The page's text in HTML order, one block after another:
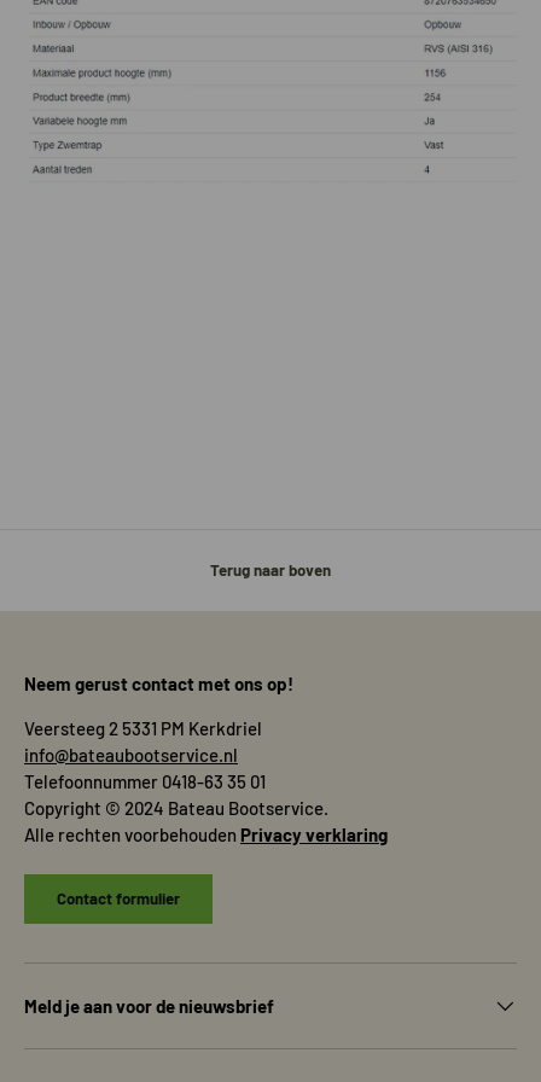
Terug naar boven
Neem gerust contact met ons op!
Veersteeg 2 5331 PM Kerkdriel
info@bateaubootservice.nl
Telefoonnummer 0418-63 35 01
Copyright © 2024 Bateau Bootservice.
Alle rechten voorbehouden Privacy verklaring
Contact formulier
Meld je aan voor de nieuwsbrief